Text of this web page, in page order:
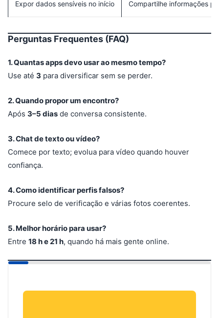
Expor dados sensíveis no início Compartilhe informações
Perguntas Frequentes (FAQ)
1. Quantas apps devo usar ao mesmo tempo?
Use até 3 para diversificar sem se perder.
2. Quando propor um encontro?
Após 3–5 dias de conversa consistente.
3. Chat de texto ou vídeo?
Comece por texto; evolua para vídeo quando houver
confiança.
4. Como identificar perfis falsos?
Procure selo de verificação e várias fotos coerentes.
5. Melhor horário para usar?
Entre 18 h e 21 h, quando há mais gente online.